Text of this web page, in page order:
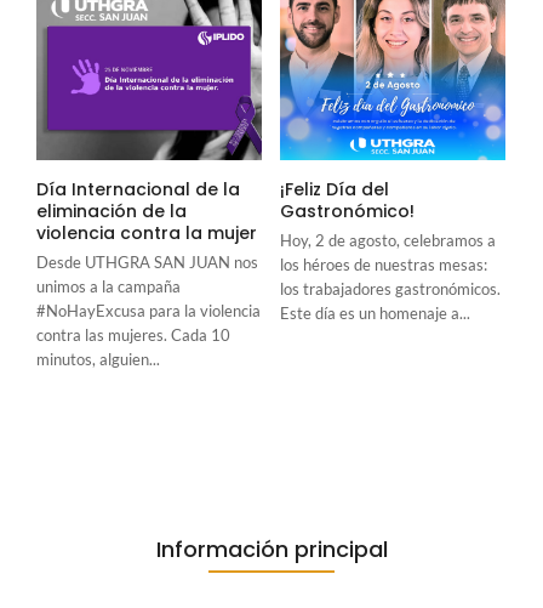
Día Internacional de la
eliminación de la
violencia contra la mujer
Desde UTHGRA SAN JUAN nos
unimos a la campaña
#NoHayExcusa para la violencia
contra las mujeres. Cada 10
minutos, alguien...
¡Feliz Día del
Gastronómico!
Hoy, 2 de agosto, celebramos a
los héroes de nuestras mesas:
los trabajadores gastronómicos.
Este día es un homenaje a...
Información principal